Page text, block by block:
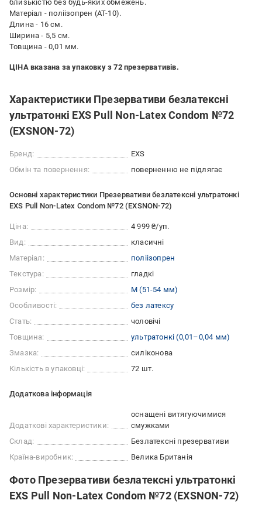
близькістю без будь-яких обмежень.
Матеріал - поліізопрен (АТ-10).
Длина - 16 см.
Ширина - 5,5 см.
Товщина - 0,01 мм.
ЦІНА вказана за упаковку з 72 презервативів.
Характеристики Презервативи безлатексні
ультратонкі EXS Pull Non-Latex Condom №72
(EXSNON-72)
Бренд:
EXS
Обмін та повернення:
поверненню не підлягає
Основні характеристики Презервативи безлатексні ультратонкі
EXS Pull Non-Latex Condom №72 (EXSNON-72)
Ціна:
4 999 ₴/уп.
Вид:
класичні
Матеріал:
поліізопрен
Текстура:
гладкі
Розмір:
M (51-54 мм)
Особливості:
без латексу
Стать:
чоловічі
Товщина:
ультратонкі (0,01–0,04 мм)
Змазка:
силіконова
Кількість в упаковці:
72 шт.
Додаткова інформація
Додаткові характеристики:
оснащені витягуючимися
смужками
Склад:
Безлатексні презервативи
Країна-виробник:
Велика Британія
Фото Презервативи безлатексні ультратонкі
EXS Pull Non-Latex Condom №72 (EXSNON-72)